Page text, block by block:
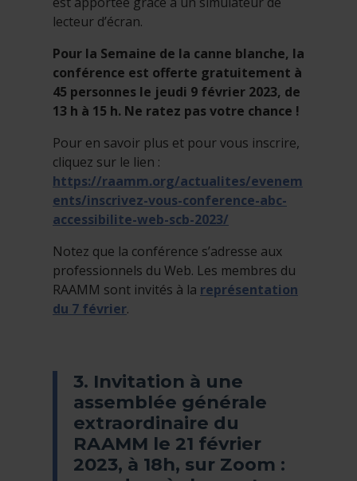
lecteur d’écran.
Pour la Semaine de la canne blanche, la
conférence est offerte gratuitement à
45 personnes le jeudi 9 février 2023, de
13 h à 15 h. Ne ratez pas votre chance !
Pour en savoir plus et pour vous inscrire,
cliquez sur le lien :
https://raamm.org/actualites/evenem
ents/inscrivez-vous-conference-abc-
accessibilite-web-scb-2023/
Notez que la conférence s’adresse aux
professionnels du Web. Les membres du
RAAMM sont invités à la représentation
du 7 février.
3. Invitation à une
assemblée générale
extraordinaire du
RAAMM le 21 février
2023, à 18h, sur Zoom :